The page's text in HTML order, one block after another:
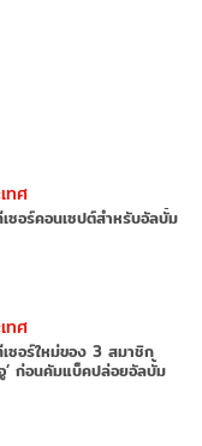
ทศ
ซอร์คอนเซปต์สำหรับอัลบั้ม
ทศ
ซอร์ใหม่ของ 3 สมาชิก
’ ก่อนคัมแบ็คปล่อยอัลบั้ม